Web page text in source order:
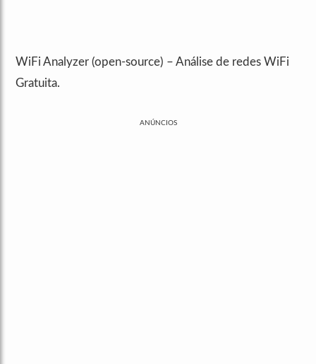
WiFi Analyzer (open-source) – Análise de redes WiFi
Gratuita.
ANÚNCIOS